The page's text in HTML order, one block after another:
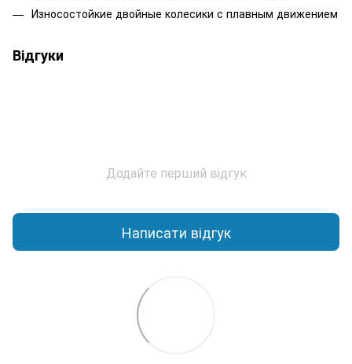
Износостойкие двойные колесики с плавным движением
Відгуки
Додайте перший відгук
Написати відгук